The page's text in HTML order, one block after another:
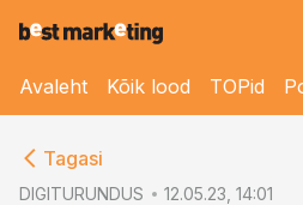
Avaleht Kõik lood TOPid
Tagasi
DIGITURUNDUS 12.05.23, 14:01